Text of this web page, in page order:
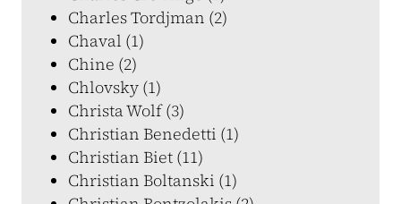
Charles Tordjman (2)
Chaval (1)
Chine (2)
Chlovsky (1)
Christa Wolf (3)
Christian Benedetti (1)
Christian Biet (11)
Christian Boltanski (1)